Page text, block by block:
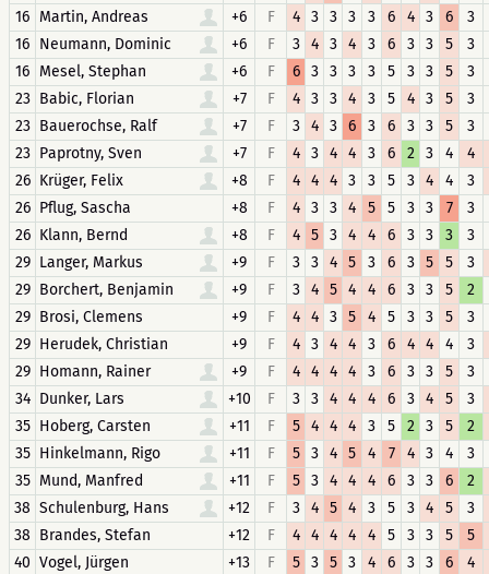
16 Martin, Andreas +6 F 4 3 3 3 3 6 4 3 6
3
16 Neumann, Dominic +6 F 3 4 3 4 3 6 3 3 5
3
16 Mesel, Stephan +6 F 6 3 3 3 3 5 3 3 5
3
23 Babic, Florian +7 F 4 3 3 4 3 5 4 3 5
3
23 Bauerochse, Ralf +7 F 3 4 3 6 3 6 3 3 5
3
23 Paprotny, Sven +7 F 4 3 4 4 3 6 2 3 4
4
26 Krüger, Felix +8 F 4 4 4 3 3 5 3 4 4
3
26 Pflug, Sascha +8 F 4 3 3 4 5 5 3 3 7
3
26 Klann, Bernd +8 F 4 5 3 4 4 6 3 3 3
3
29 Langer, Markus +9 F 3 3 4 5 3 6 3 5 5
3
29 Borchert, Benjamin +9 F 3 4 5 4 4 6 3 3 5
2
29 Brosi, Clemens +9 F 4 4 3 5 4 5 3 3 5
3
29 Herudek, Christian +9 F 4 3 4 4 3 6 4 4 4
3
29 Homann, Rainer +9 F 4 4 4 4 3 6 3 3 5
3
34 Dunker, Lars +10 F 3 3 4 4 4 6 3 4 5
3
35 Hoberg, Carsten +11 F 5 4 4 4 3 5 2 3 5
2
35 Hinkelmann, Rigo +11 F 5 3 4 5 4 7 4 3 4
3
35 Mund, Manfred +11 F 5 3 4 4 4 6 3 3 6
2
38 Schulenburg, Hans +12 F 3 4 5 4 3 5 3 4 5
3
38 Brandes, Stefan +12 F 4 4 4 4 4 5 3 3 5
5
40 Vogel, Jürgen +13 F 5 3 5 3 4 6 3 3 6 4